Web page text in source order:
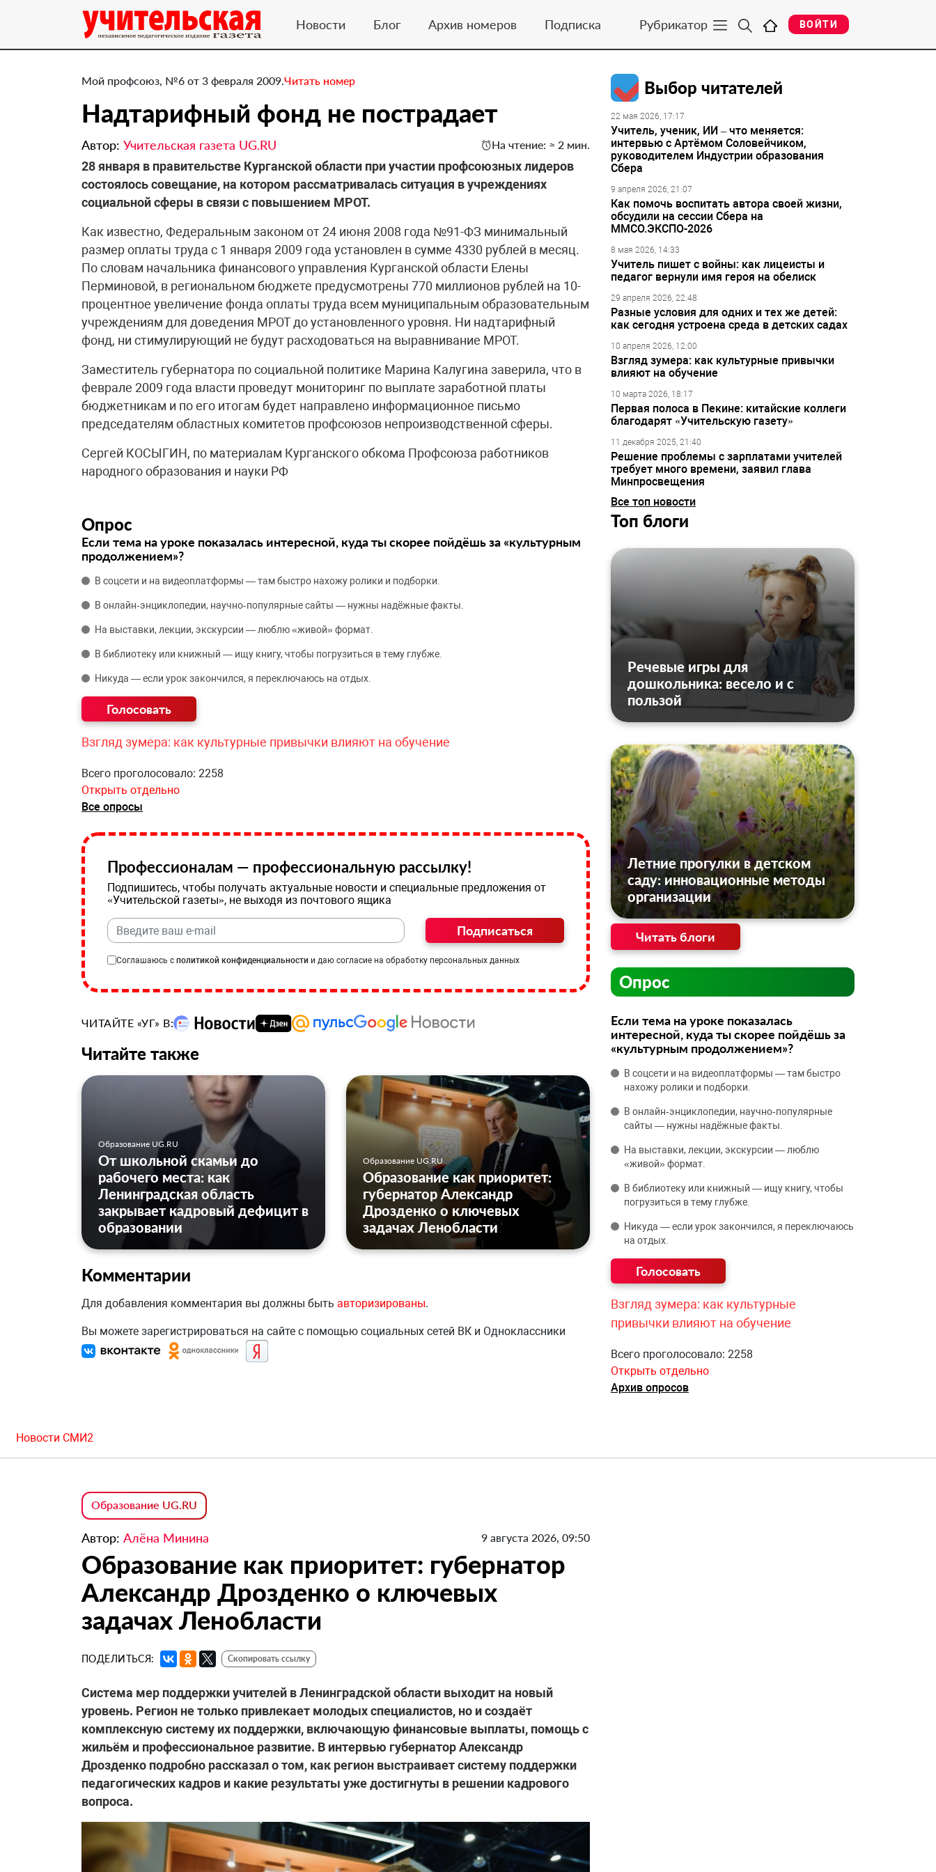
Новости Блог Архив номеров Подписка Рубрикатор ВОЙТИ
Мой профсоюз, №6 от 3 февраля 2009.Читать номер
Надтарифный фонд не пострадает
Автор: Учительская газета UG.RU На чтение: ≈ 2 мин.
28 января в правительстве Курганской области при участии профсоюзных лидеров
состоялось совещание, на котором рассматривалась ситуация в учреждениях
социальной сферы в связи с повышением МРОТ.
Как известно, Федеральным законом от 24 июня 2008 года №91-ФЗ минимальный
размер оплаты труда с 1 января 2009 года установлен в сумме 4330 рублей в месяц.
По словам начальника финансового управления Курганской области Елены
Перминовой, в региональном бюджете предусмотрены 770 миллионов рублей на 10-
процентное увеличение фонда оплаты труда всем муниципальным образовательным
учреждениям для доведения МРОТ до установленного уровня. Ни надтарифный
фонд, ни стимулирующий не будут расходоваться на выравнивание МРОТ.
Заместитель губернатора по социальной политике Марина Калугина заверила, что в
феврале 2009 года власти проведут мониторинг по выплате заработной платы
бюджетникам и по его итогам будет направлено информационное письмо
председателям областных комитетов профсоюзов непроизводственной сферы.
Сергей КОСЫГИН, по материалам Курганского обкома Профсоюза работников
народного образования и науки РФ
Опрос
Если тема на уроке показалась интересной, куда ты скорее пойдёшь за «культурным
продолжением»?
В соцсети и на видеоплатформы — там быстро нахожу ролики и подборки.
В онлайн‑энциклопедии, научно‑популярные сайты — нужны надёжные факты.
На выставки, лекции, экскурсии — люблю «живой» формат.
В библиотеку или книжный — ищу книгу, чтобы погрузиться в тему глубже.
Никуда — если урок закончился, я переключаюсь на отдых.
Взгляд зумера: как культурные привычки влияют на обучение
Всего проголосовало: 2258
Открыть отдельно
Все опросы
Профессионалам — профессиональную рассылку!
Подпишитесь, чтобы получать актуальные новости и специальные предложения от
«Учительской газеты», не выходя из почтового ящика
Подписаться
Соглашаюсь с политикой конфиденциальности и даю согласие на обработку персональных данных
ЧИТАЙТЕ «УГ» В:
Читайте также
Образование UG.RU
От школьной скамьи до
рабочего места: как
Ленинградская область
закрывает кадровый дефицит в
образовании
Образование UG.RU
Образование как приоритет:
губернатор Александр
Дрозденко о ключевых
задачах Ленобласти
Комментарии
Для добавления комментария вы должны быть авторизированы.
Вы можете зарегистрироваться на сайте с помощью социальных сетей ВК и Одноклассники
Выбор читателей
22 мая 2026, 17:17
Учитель, ученик, ИИ – что меняется:
интервью с Артёмом Соловейчиком,
руководителем Индустрии образования
Сбера
9 апреля 2026, 21:07
Как помочь воспитать автора своей жизни,
обсудили на сессии Сбера на
ММСО.ЭКСПО-2026
8 мая 2026, 14:33
Учитель пишет с войны: как лицеисты и
педагог вернули имя героя на обелиск
29 апреля 2026, 22:48
Разные условия для одних и тех же детей:
как сегодня устроена среда в детских садах
10 апреля 2026, 12:00
Взгляд зумера: как культурные привычки
влияют на обучение
10 марта 2026, 18:17
Первая полоса в Пекине: китайские коллеги
благодарят «Учительскую газету»
11 декабря 2025, 21:40
Решение проблемы с зарплатами учителей
требует много времени, заявил глава
Минпросвещения
Все топ новости
Топ блоги
Речевые игры для
дошкольника: весело и с
пользой
Летние прогулки в детском
саду: инновационные методы
организации
Читать блоги
Опрос
Если тема на уроке показалась
интересной, куда ты скорее пойдёшь за
«культурным продолжением»?
В соцсети и на видеоплатформы — там быстро
нахожу ролики и подборки.
В онлайн‑энциклопедии, научно‑популярные
сайты — нужны надёжные факты.
На выставки, лекции, экскурсии — люблю
«живой» формат.
В библиотеку или книжный — ищу книгу, чтобы
погрузиться в тему глубже.
Никуда — если урок закончился, я переключаюсь
на отдых.
Взгляд зумера: как культурные
привычки влияют на обучение
Всего проголосовало: 2258
Открыть отдельно
Архив опросов
Новости СМИ2
Образование UG.RU
Автор: Алёна Минина 9 августа 2026, 09:50
Образование как приоритет: губернатор
Александр Дрозденко о ключевых
задачах Ленобласти
ПОДЕЛИТЬСЯ: Скопировать ссылку
Система мер поддержки учителей в Ленинградской области выходит на новый
уровень. Регион не только привлекает молодых специалистов, но и создаёт
комплексную систему их поддержки, включающую финансовые выплаты, помощь с
жильём и профессиональное развитие. В интервью губернатор Александр
Дрозденко подробно рассказал о том, как регион выстраивает систему поддержки
педагогических кадров и какие результаты уже достигнуты в решении кадрового
вопроса.